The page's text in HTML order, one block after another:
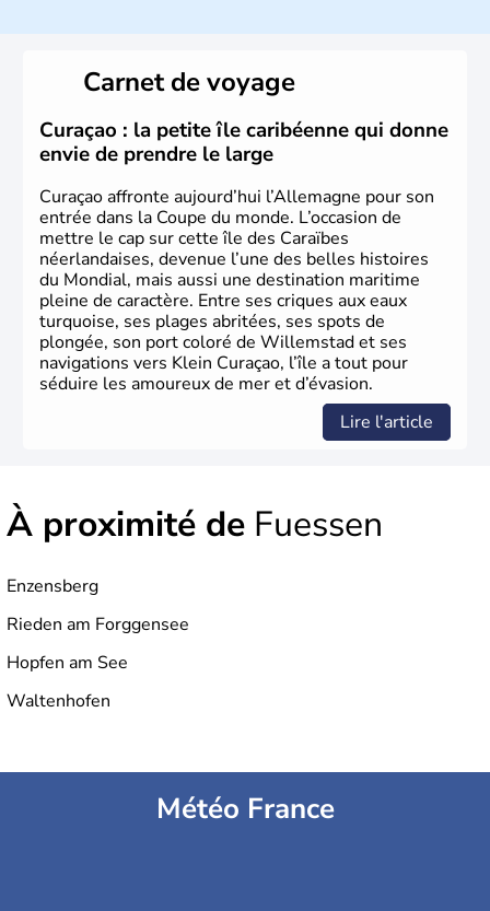
conservateur.Carnet de voyage
Curaçao : la petite île caribéenne qui donne
envie de prendre le large
Curaçao affronte aujourd’hui l’Allemagne pour son
entrée dans la Coupe du monde. L’occasion de
mettre le cap sur cette île des Caraïbes
néerlandaises, devenue l’une des belles histoires
du Mondial, mais aussi une destination maritime
pleine de caractère. Entre ses criques aux eaux
turquoise, ses plages abritées, ses spots de
plongée, son port coloré de Willemstad et ses
navigations vers Klein Curaçao, l’île a tout pour
séduire les amoureux de mer et d’évasion.
Lire l'article
À proximité de Fuessen
Enzensberg
Rieden am Forggensee
Hopfen am See
Waltenhofen
Météo France